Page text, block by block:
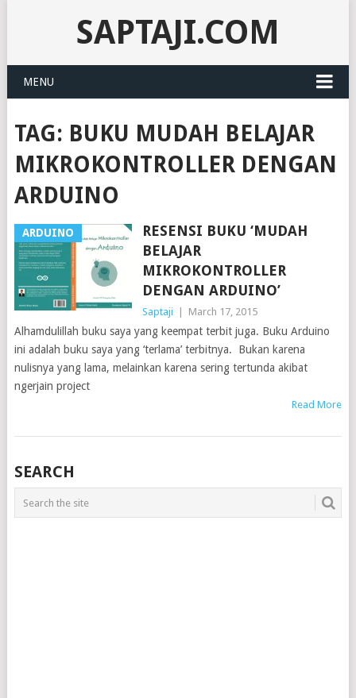
SAPTAJI.COM
MENU
TAG: BUKU MUDAH BELAJAR
MIKROKONTROLLER DENGAN
ARDUINO
ARDUINO
RESENSI BUKU ‘MUDAH
BELAJAR
MIKROKONTROLLER
DENGAN ARDUINO’
Saptaji March 17, 2015
Alhamdulillah buku saya yang keempat terbit juga. Buku Arduino
ini adalah buku saya yang ‘terlama’ terbitnya. Bukan karena
nulisnya yang lama, melainkan karena sering tertunda akibat
ngerjain project
Read More
SEARCH